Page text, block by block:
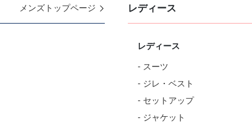
メンズトップページ レディース
レディース
- スーツ
- ジレ・ベスト
- セットアップ
- ジャケット